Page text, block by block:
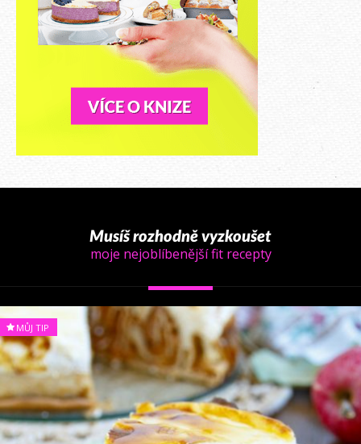
Musíš rozhodně vyzkoušet
moje nejoblíbenější fit recepty
MŮJ TIP